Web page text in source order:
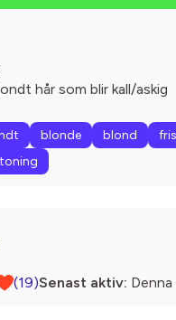
hår som blir kall/askig
blonde blond
toning
(19)Senast aktiv: Denna